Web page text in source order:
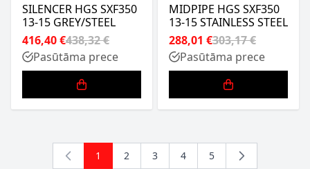
SILENCER HGS SXF350
13-15 GREY/STEEL
416,40 €438,32 €
Pasūtāma prece
MIDPIPE HGS SXF350
13-15 STAINLESS STEEL
288,01 €303,17 €
Pasūtāma prece
You're currently reading page
1 Lapa
2 Lapa
3 Lapa
4 Lapa
5